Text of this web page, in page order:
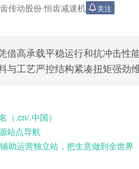
传动股份·恒齿减速机 关注
借高承载平稳运行和抗冲击性
与工艺严控结构紧凑扭矩强劲
（.cn/.中国）
站点导航
助运营独立站，把生意做到全世界